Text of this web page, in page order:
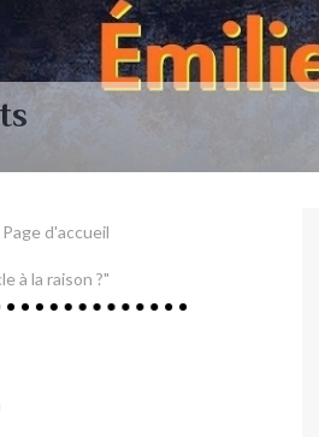
••• Fanny Mendelssohn, Das
Page d'accueil
à la raison ?"